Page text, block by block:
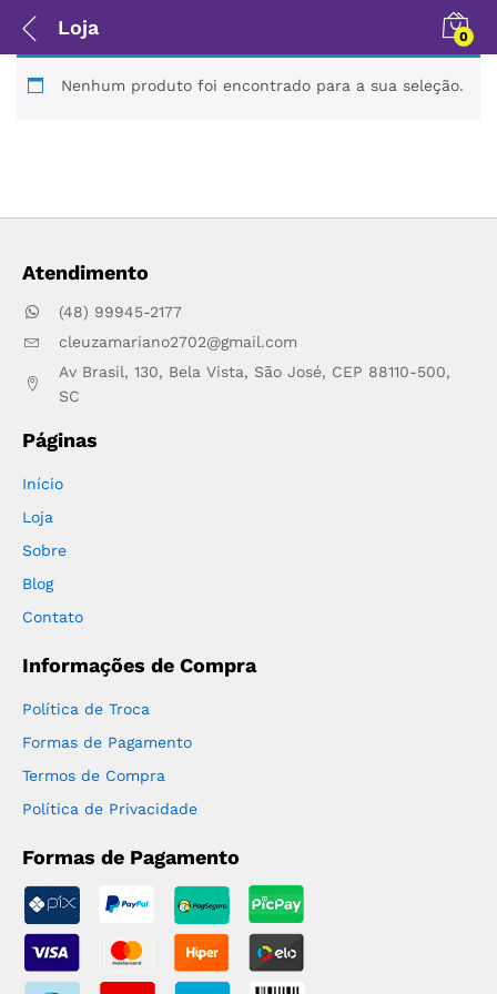
Loja 0
Nenhum produto foi encontrado para a sua seleção.
Atendimento
(48) 99945-2177
cleuzamariano2702@gmail.com
Av Brasil, 130, Bela Vista, São José, CEP 88110-500,
SC
Páginas
Início
Loja
Sobre
Blog
Contato
Informações de Compra
Política de Troca
Formas de Pagamento
Termos de Compra
Política de Privacidade
Formas de Pagamento